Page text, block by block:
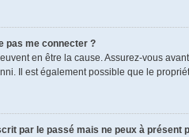
pas me connecter ?
en être la cause. Assurez-vous
Il est également possible que le
par le passé mais ne peux à présent